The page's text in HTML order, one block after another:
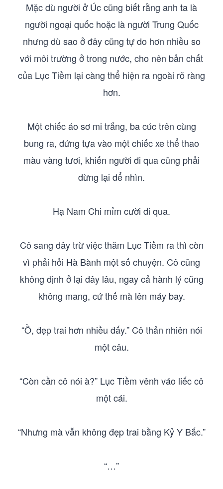
Mặc dù người ở Úc cũng biết rằng anh ta là
người ngoại quốc hoặc là người Trung Quốc
nhưng dù sao ở đây cũng tự do hơn nhiều so
với môi trường ở trong nước, cho nên bản chất
của Lục Tiềm lại càng thể hiện ra ngoài rõ ràng
hơn.
Một chiếc áo sơ mi trắng, ba cúc trên cùng
bung ra, đứng tựa vào một chiếc xe thể thao
màu vàng tươi, khiến người đi qua cũng phải
dừng lại để nhìn.
Hạ Nam Chi mỉm cười đi qua.
Cô sang đây trừ việc thăm Lục Tiềm ra thì còn
vì phải hỏi Hà Bành một số chuyện. Cô cũng
không định ở lại đây lâu, ngay cả hành lý cũng
không mang, cứ thế mà lên máy bay.
“Ồ, đẹp trai hơn nhiều đấy.” Cô thản nhiên nói
một câu.
“Còn cần cô nói à?” Lục Tiềm vênh váo liếc cô
một cái.
“Nhưng mà vẫn không đẹp trai bằng Kỷ Y Bắc.”
“…”